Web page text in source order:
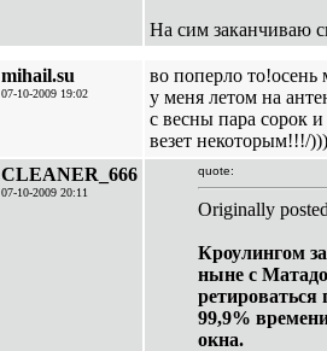
На сим заканчиваю
mihail.su
07-10-2009 19:02
во поперло то!осень
у меня летом на
с весны пара сорок
везет некоторым!!!/
CLEANER_666
07-10-2009 20:11
quote:
Originally
Кроулингом
ныне с
99,9%
окна.